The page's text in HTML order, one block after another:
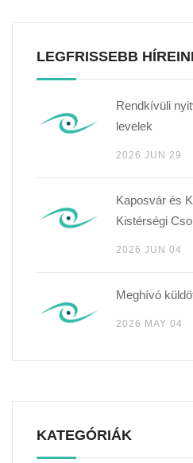
LEGFRISSEBB
Rendkívüli
levelek
2026 JUN 29
Kaposvár és
Kistérségi
2026 JUN 04
Meghívó
2026 MAY 04
KATEGÓRIÁK